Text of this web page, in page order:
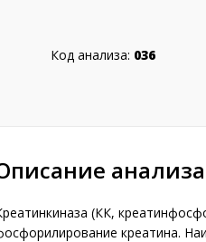
Код анализа: 036
анализа
(КК,
креатина.